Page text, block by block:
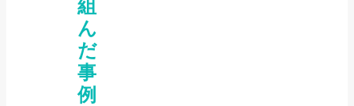
組
ん
だ
事
例